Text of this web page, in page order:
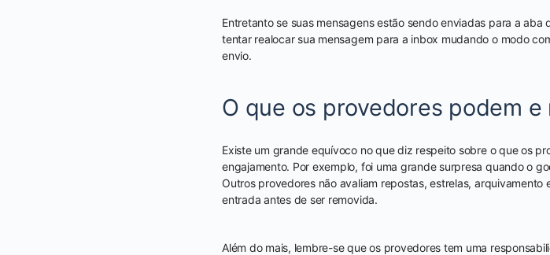
Entretanto se suas mensagens estão sendo enviadas para a
tentar realocar sua mensagem para a inbox mudando o modo
envio.
O que os provedores podem e
Existe um grande equívoco no que diz respeito sobre o que os
engajamento. Por exemplo, foi uma grande surpresa quando o
Outros provedores não avaliam repostas, estrelas,
entrada antes de ser removida.
Além do mais, lembre-se que os provedores tem uma